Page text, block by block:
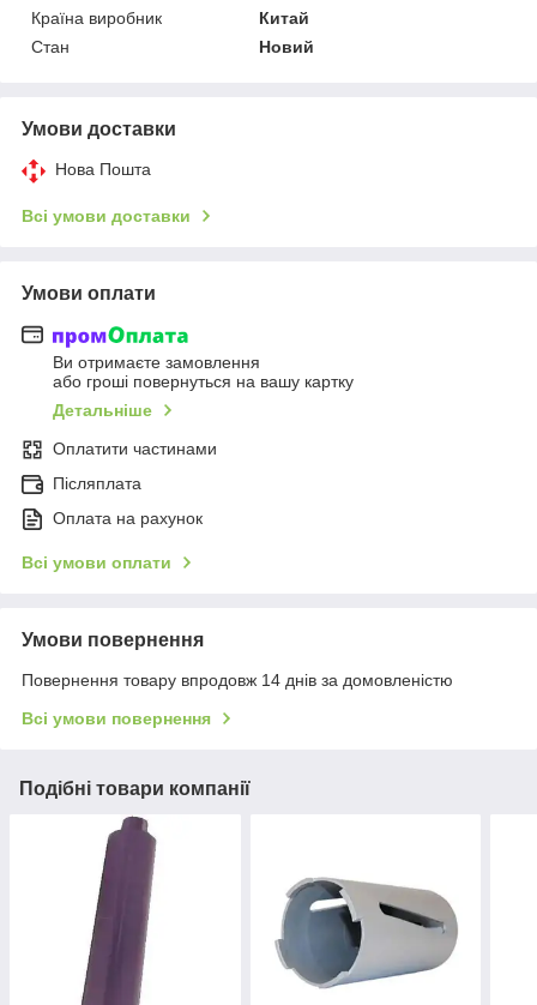
Країна виробник
Китай
Стан
Новий
Умови доставки
Нова Пошта
Всі умови доставки
Умови оплати
Ви отримаєте замовлення
або гроші повернуться на вашу картку
Детальніше
Оплатити частинами
Післяплата
Оплата на рахунок
Всі умови оплати
Умови повернення
Повернення товару впродовж 14 днів за домовленістю
Всі умови повернення
Подібні товари компанії